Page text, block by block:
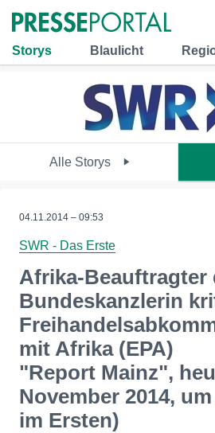
Storys Blaulicht
Alle Storys
04.11.2014 – 09:53
SWR - Das Erste
Afrika-Beauftragter
Bundeskanzlerin
mit Afrika (EPA)
"Report Mainz",
November 2014,
im Ersten)